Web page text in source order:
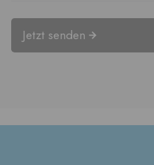
Jetzt senden